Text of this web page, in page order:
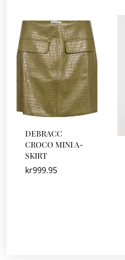
DEBRACC
CROCO MINI A-
SKIRT
kr999.95